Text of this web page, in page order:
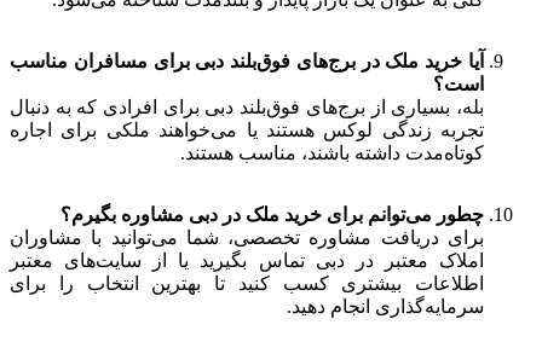
آیا خرید ملک در برج‌های فوق‌بلند دبی برای مسافران مناسب
است؟
بله، بسیاری از برج‌های فوق‌بلند دبی برای افرادی که به دنبال
تجربه زندگی لوکس هستند یا می‌خواهند ملکی برای اجاره
کوتاه‌مدت داشته باشند، مناسب هستند.
چطور می‌توانم برای خرید ملک در دبی مشاوره بگیرم؟
برای دریافت مشاوره تخصصی، شما می‌توانید با مشاوران
املاک معتبر در دبی تماس بگیرید یا از سایت‌های معتبر
اطلاعات بیشتری کسب کنید تا بهترین انتخاب را برای
سرمایه‌گذاری انجام دهید.